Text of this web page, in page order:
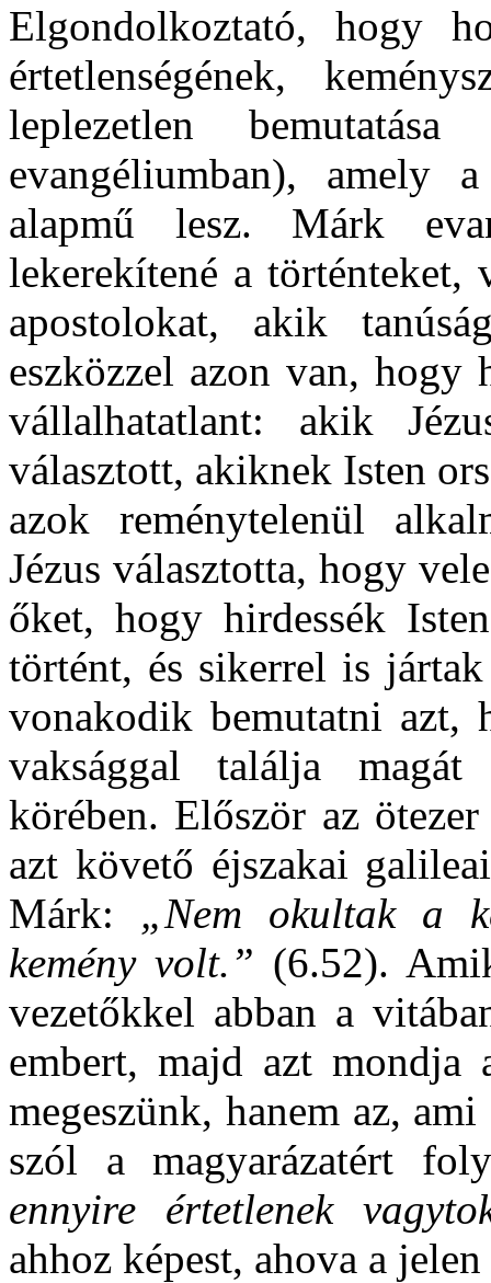
Elgondolkoztató, hogy
értetlenségének,
leplezetlen
evangéliumban), amely
alapmű lesz. Márk
lekerekítené a történteket,
apostolokat, akik
eszközzel azon van, hogy
vállalhatatlant: akik
választott, akiknek Isten
azok reménytelenül
Jézus választotta, hogy
őket, hogy hirdessék
történt, és sikerrel is
vonakodik bemutatni azt,
vaksággal találja magát
körében. Először az
azt követő éjszakai
Márk: „Nem okultak a
kemény volt.” (6.52).
vezetőkkel abban a
embert, majd azt mondja
megeszünk, hanem az,
szól a magyarázatért
ennyire értetlenek
ahhoz képest, ahova a